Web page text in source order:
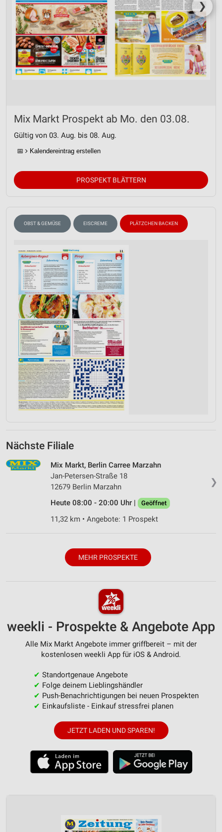
❯
Mix Markt Prospekt ab Mo. den 03.08.
Gültig von 03. Aug. bis 08. Aug.
📅 Kalendereintrag erstellen
PROSPEKT BLÄTTERN
OBST & GEMÜSE EISCREME PLÄTZCHEN BACKEN
Nächste Filiale
❯
Mix Markt, Berlin Carree Marzahn
Jan-Petersen-Straße 18
12679 Berlin Marzahn
Heute 08:00 - 20:00 Uhr |
Geöffnet
11,32 km • Angebote: 1 Prospekt
MEHR PROSPEKTE
weekli - Prospekte & Angebote App
Alle Mix Markt Angebote immer griffbereit – mit der
kostenlosen weekli App für iOS & Android.
✔ Standortgenaue Angebote
✔ Folge deinem Lieblingshändler
✔ Push-Benachrichtigungen bei neuen Prospekten
✔ Einkaufsliste - Einkauf stressfrei planen
JETZT LADEN UND SPAREN!